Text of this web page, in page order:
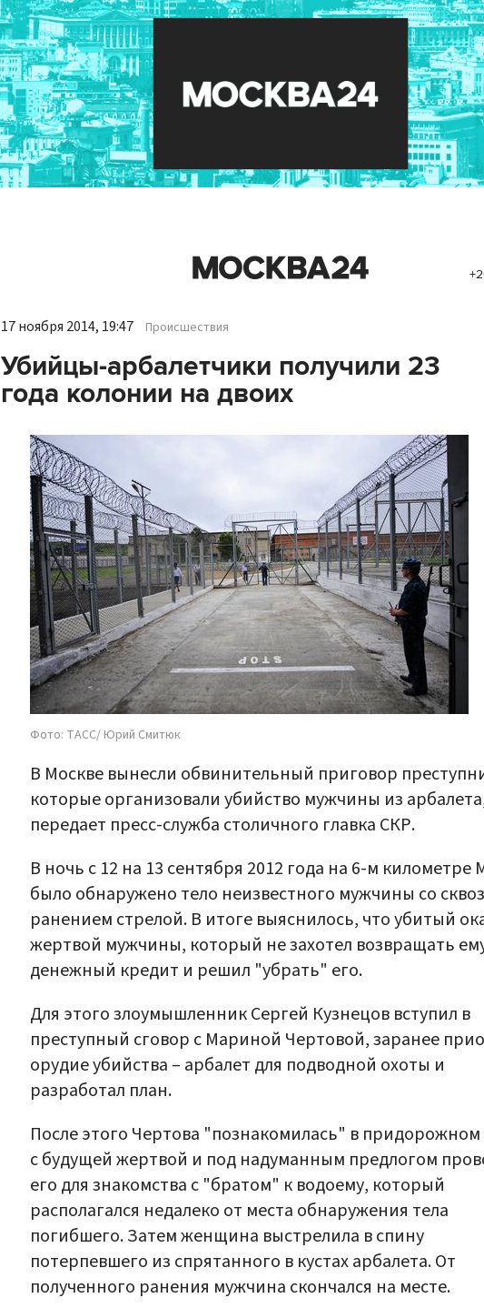
17 ноября 2014, 19:47 Происшествия
Убийцы-арбалетчики получили 23
года колонии на двоих
Фото: ТАСС/ Юрий Смитюк
В Москве вынесли обвинительный приговор
которые организовали убийство мужчины из
передает пресс-служба столичного главка СКР.
В ночь с 12 на 13 сентября 2012 года на 6-м километре
было обнаружено тело неизвестного мужчины со
ранением стрелой. В итоге выяснилось, что убитый
жертвой мужчины, который не захотел возвращать
денежный кредит и решил "убрать" его.
Для этого злоумышленник Сергей Кузнецов вступил в
преступный сговор с Мариной Чертовой, заранее
орудие убийства – арбалет для подводной охоты и
разработал план.
После этого Чертова "познакомилась" в
с будущей жертвой и под надуманным предлогом
его для знакомства с "братом" к водоему, который
располагался недалеко от места обнаружения тела
погибшего. Затем женщина выстрелила в спину
потерпевшего из спрятанного в кустах арбалета. От
полученного ранения мужчина скончался на месте.